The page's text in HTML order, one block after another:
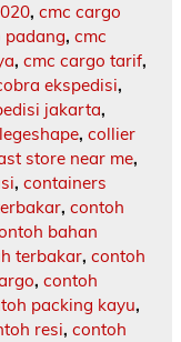
, cmc cargo
padang, cmc
, cmc cargo tarif,
ekspedisi,
jakarta,
, collier
store near me,
, containers
, contoh
bahan
terbakar, contoh
, contoh
packing kayu,
resi, contoh